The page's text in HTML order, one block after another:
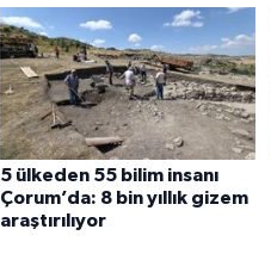
5 ülkeden 55 bilim insanı
Çorum’da: 8 bin yıllık gizem
araştırılıyor